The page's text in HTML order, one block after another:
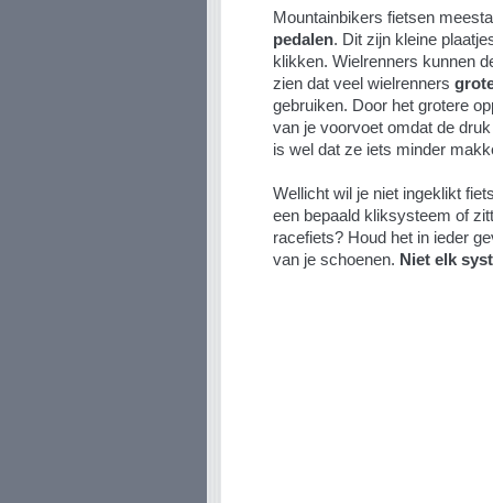
Mountainbikers fietsen
pedalen. Dit zijn kleine
klikken. Wielrenners kunnen
zien dat veel wielrenners
gebruiken. Door het grotere
van je voorvoet omdat de
is wel dat ze iets minder
Wellicht wil je niet ingeklikt
een bepaald kliksysteem of
racefiets? Houd het in ieder
van je schoenen. Niet elk